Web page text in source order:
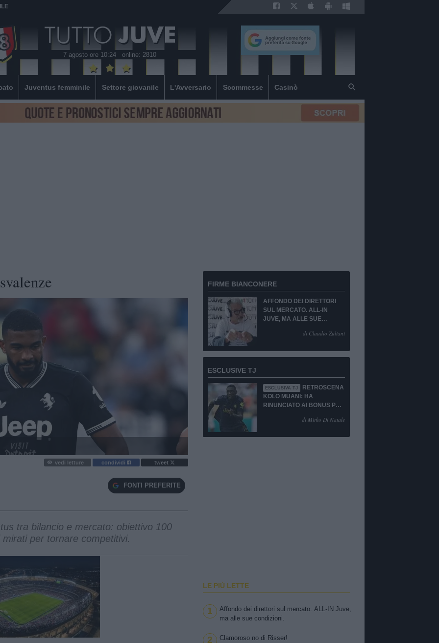
7 agosto ore 10:24 online: 2810
Juventus femminile Settore giovanile L'Avversario Scommesse Casinò
vedi letture condividi tweet
FONTI PREFERITE
tra bilancio e mercato: obiettivo 100
per tornare competitivi.
Loaded
100.00%
FIRME BIANCONERE
AFFONDO DEI DIRETTORI
SUL MERCATO. ALL-IN
JUVE, MA ALLE SUE
di Claudio Zuliani
ESCLUSIVE TJ
ESCLUSIVA TJ
RETROSCENA
KOLO MUANI: HA
RINUNCIATO AI BONUS PUR
di Mirko Di Natale
LE PIÙ LETTE
1
Affondo dei direttori sul mercato. ALL-IN Juve,
ma alle sue condizioni.
2 Clamoroso no di Risser!